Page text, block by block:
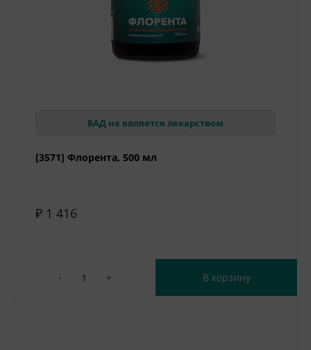
БАД не является лекарством
[3571] Флорента, 500 мл
₽ 1 416
- + В корзину